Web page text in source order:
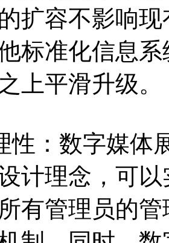
扩容不影响
标准化信息
上平滑升级。
数字媒体展
计理念，可
有管理员的